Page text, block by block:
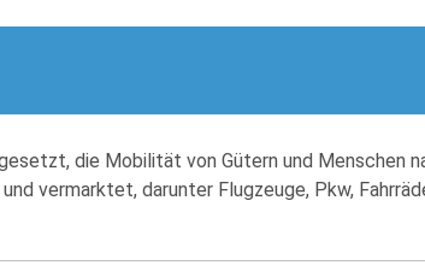
die Mobilität von Gütern und Menschen
vermarktet, darunter Flugzeuge, Pkw,